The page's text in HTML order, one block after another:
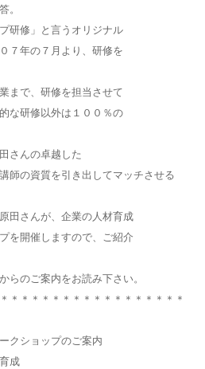
。
研修」と言うオリジナル
７年の７月より、研修を
まで、研修を担当させて
な研修以外は１００％の
さんの卓越した
の資質を引き出してマッチさせる
田さんが、企業の人材育成
を開催しますので、ご紹介
らのご案内をお読み下さい。
＊＊＊＊＊＊＊＊＊＊＊＊＊＊＊＊＊
クショップのご案内
成